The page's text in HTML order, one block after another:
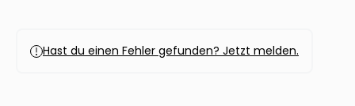
Hast du einen Fehler gefunden? Jetzt melden.